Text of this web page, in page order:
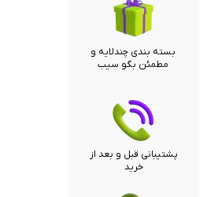
بسته بندی چندلایه و
مطمئن بگو سیب
پشتیبانی قبل و بعد از
خرید